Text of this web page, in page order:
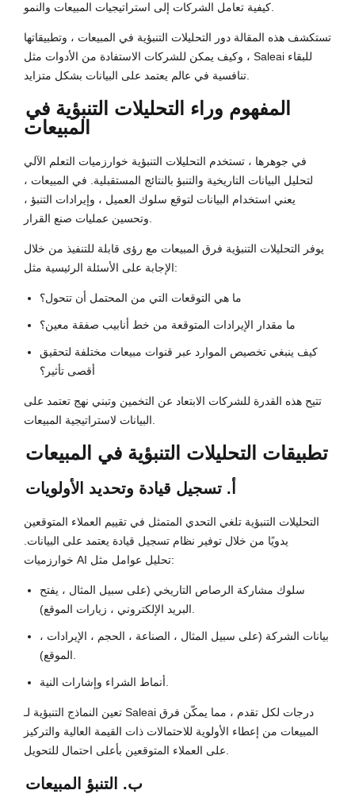
كيفية تعامل الشركات إلى استراتيجيات المبيعات والنمو.
تستكشف هذه المقالة دور التحليلات التنبؤية في المبيعات ، وتطبيقاتها
، وكيف يمكن للشركات الاستفادة من الأدوات مثل Saleai للبقاء
تنافسية في عالم يعتمد على البيانات بشكل متزايد.
المفهوم وراء التحليلات التنبؤية في
المبيعات
في جوهرها ، تستخدم التحليلات التنبؤية خوارزميات التعلم الآلي
لتحليل البيانات التاريخية والتنبؤ بالنتائج المستقبلية. في المبيعات ،
يعني استخدام البيانات لتوقع سلوك العميل ، وإيرادات التنبؤ ،
وتحسين عمليات صنع القرار.
يوفر التحليلات التنبؤية فرق المبيعات مع رؤى قابلة للتنفيذ من خلال
الإجابة على الأسئلة الرئيسية مثل:
ما هي التوقعات التي من المحتمل أن تتحول؟
ما مقدار الإيرادات المتوقعة من خط أنابيب صفقة معين؟
كيف ينبغي تخصيص الموارد عبر قنوات مبيعات مختلفة لتحقيق
أقصى تأثير؟
تتيح هذه القدرة للشركات الابتعاد عن التخمين وتبني نهج تعتمد على
البيانات لاستراتيجية المبيعات.
تطبيقات التحليلات التنبؤية في المبيعات
أ. تسجيل قيادة وتحديد الأولويات
التحليلات التنبؤية تلغي التحدي المتمثل في تقييم العملاء المتوقعين
يدويًا من خلال توفير نظام تسجيل قيادة يعتمد على البيانات.
خوارزميات AI تحليل عوامل مثل:
سلوك مشاركة الرصاص التاريخي (على سبيل المثال ، يفتح
البريد الإلكتروني ، زيارات الموقع).
بيانات الشركة (على سبيل المثال ، الصناعة ، الحجم ، الإيرادات ،
الموقع).
أنماط الشراء وإشارات النية.
تعين النماذج التنبؤية لـ Saleai درجات لكل تقدم ، مما يمكّن فرق
المبيعات من إعطاء الأولوية للاحتمالات ذات القيمة العالية والتركيز
على العملاء المتوقعين بأعلى احتمال للتحويل.
ب. التنبؤ المبيعات